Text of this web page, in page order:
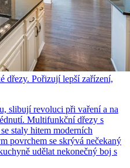
dřezy. Pořizují lepší zařízení,
slibují revoluci při vaření a na
Multifunkční dřezy s
staly hitem moderních
povrchem se skrývá nečekaný
udělat nekonečný boj s